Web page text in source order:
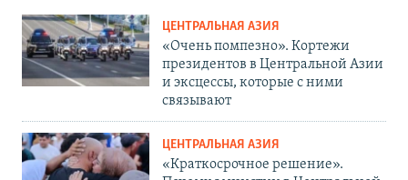
ЦЕНТРАЛЬНАЯ АЗИЯ
«Очень помпезно». Кортежи
президентов в Центральной Азии
и эксцессы, которые с ними
связывают
ЦЕНТРАЛЬНАЯ АЗИЯ
«Краткосрочное решение».